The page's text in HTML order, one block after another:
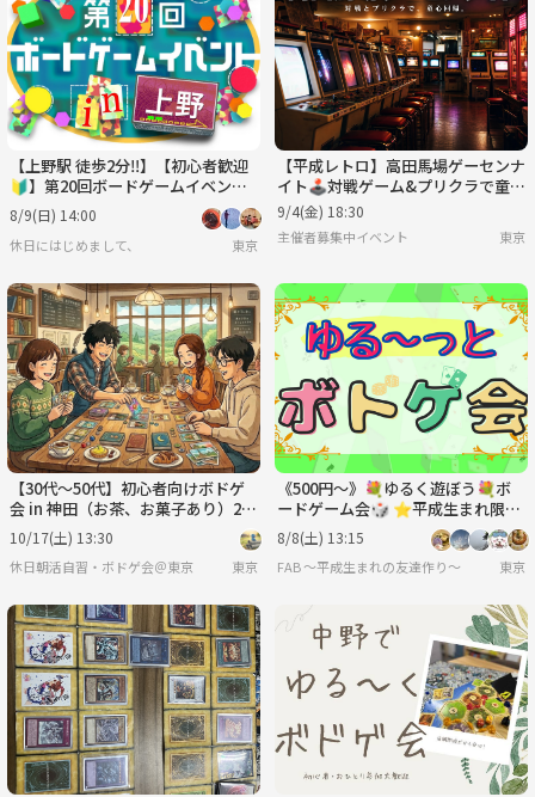
【上野駅 徒歩2分‼️】【初心者歓迎
🔰】第20回ボードゲームイベント
🎲
8/9(日) 14:00
休日にはじめまして、 東京
【平成レトロ】高田馬場ゲーセンナ
イト🕹対戦ゲーム&プリクラで童心
回帰
9/4(金) 18:30
主催者募集中イベント 東京
【30代〜50代】初心者向けボドゲ
会 in 神田（お茶、お菓子あり）2.5
時間 午後の部☕🎲
10/17(土) 13:30
休日朝活自習・ボドゲ会＠東京 東京
《500円〜》💐ゆるく遊ぼう💐ボ
ードゲーム会🎲 ⭐︎平成生まれ限定
⭐︎
8/8(土) 13:15
FAB 〜平成生まれの友達作り〜 東京